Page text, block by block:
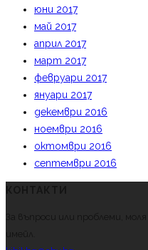
юни 2017
май 2017
април 2017
март 2017
февруари 2017
януари 2017
декември 2016
ноември 2016
октомври 2016
септември 2016
За въпроси или проблеми,
имейл.